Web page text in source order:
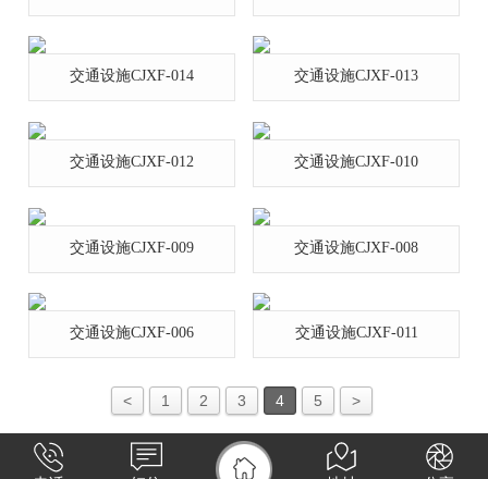
交通设施CJXF-014 交通设施CJXF-013
交通设施CJXF-012 交通设施CJXF-010
交通设施CJXF-009 交通设施CJXF-008
交通设施CJXF-006 交通设施CJXF-011
< 1 2 3 4 5 >